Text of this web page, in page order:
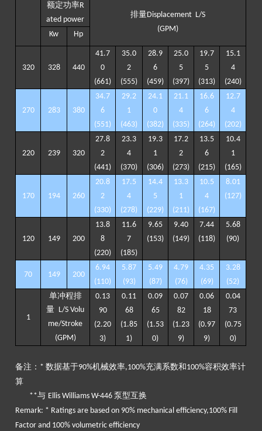
额定功率R
ated power
排量Displacement L/S
(GPM)
Kw Hp
320 328 440
41.7
0
(661)
35.0
2
(555)
28.9
6
(459)
25.0
5
(397)
19.7
5
(313)
15.1
4
(240)
270 283 380
34.7
6
(551)
29.2
1
(463)
24.1
0
(382)
21.1
4
(335)
16.6
6
(264)
12.7
4
(202)
220 239 320
27.8
2
(441)
23.3
4
(370)
19.3
1
(306)
17.2
2
(273)
13.5
6
(215)
10.4
1
(165)
170 194 260
20.8
2
(330)
17.5
4
(278)
14.4
5
(229)
13.3
1
(211)
10.5
4
(167)
8.01
(127)
120 149 200
13.8
8
(220)
11.6
7
(185)
9.65
(153)
9.40
(149)
7.44
(118)
5.68
(90)
70 149 200
6.94
(110)
5.87
(93)
5.49
(87)
4.79
(76)
4.35
(69)
3.28
(52)
1
单冲程排
量 L/S Volu
me/Stroke
(GPM)
0.13
90
(2.20
3)
0.11
68
(1.85
1)
0.09
65
(1.53
0)
0.07
82
(1.23
9)
0.06
18
(0.97
9)
0.04
73
(0.75
0)
备注： *数据基于90%机械效率,100%充满系数和 100%容积效率计
算
**与 Ellis Williams W-446泵型互换
Remark: * Ratings are based on 90% mechanical efficiency,100% Fill
Factor and 100% volumetric efficiency